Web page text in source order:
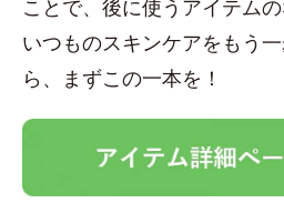
ことで、後に使うアイテムの
いつものスキンケアをもう
ら、まずこの一本を！